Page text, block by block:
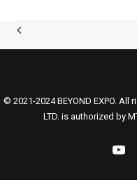
© 2021-2024 BEYOND EXPO. All
LTD. is authorized by